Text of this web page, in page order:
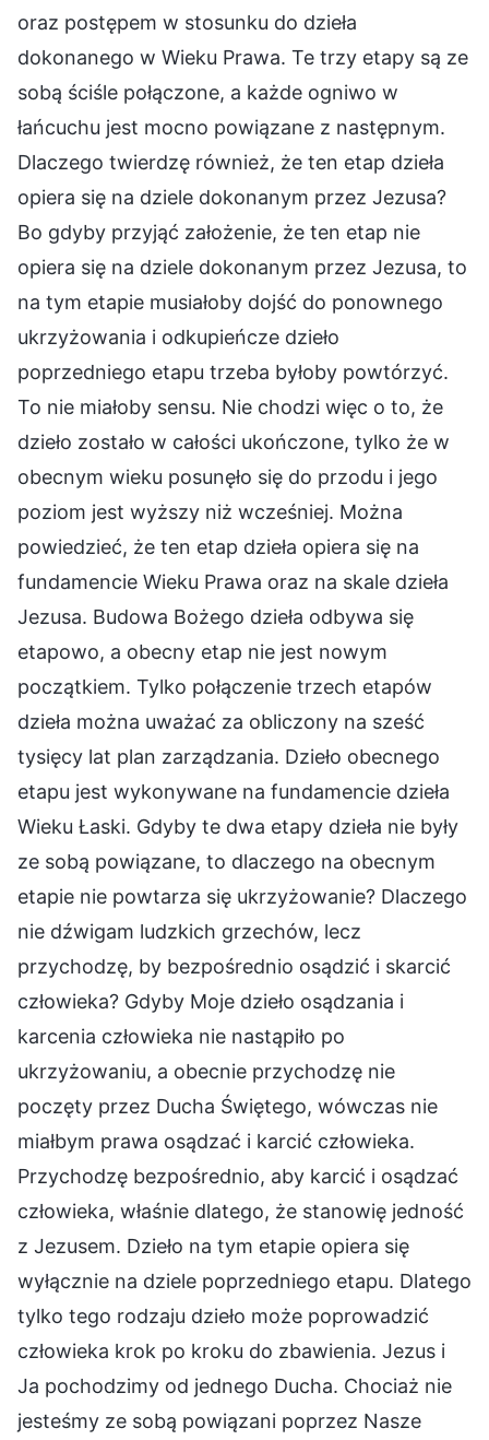
oraz postępem w stosunku do dzieła
dokonanego w Wieku Prawa. Te trzy etapy są ze
sobą ściśle połączone, a każde ogniwo w
łańcuchu jest mocno powiązane z następnym.
Dlaczego twierdzę również, że ten etap dzieła
opiera się na dziele dokonanym przez Jezusa?
Bo gdyby przyjąć założenie, że ten etap nie
opiera się na dziele dokonanym przez Jezusa, to
na tym etapie musiałoby dojść do ponownego
ukrzyżowania i odkupieńcze dzieło
poprzedniego etapu trzeba byłoby powtórzyć.
To nie miałoby sensu. Nie chodzi więc o to, że
dzieło zostało w całości ukończone, tylko że w
obecnym wieku posunęło się do przodu i jego
poziom jest wyższy niż wcześniej. Można
powiedzieć, że ten etap dzieła opiera się na
fundamencie Wieku Prawa oraz na skale dzieła
Jezusa. Budowa Bożego dzieła odbywa się
etapowo, a obecny etap nie jest nowym
początkiem. Tylko połączenie trzech etapów
dzieła można uważać za obliczony na sześć
tysięcy lat plan zarządzania. Dzieło obecnego
etapu jest wykonywane na fundamencie dzieła
Wieku Łaski. Gdyby te dwa etapy dzieła nie były
ze sobą powiązane, to dlaczego na obecnym
etapie nie powtarza się ukrzyżowanie? Dlaczego
nie dźwigam ludzkich grzechów, lecz
przychodzę, by bezpośrednio osądzić i skarcić
człowieka? Gdyby Moje dzieło osądzania i
karcenia człowieka nie nastąpiło po
ukrzyżowaniu, a obecnie przychodzę nie
poczęty przez Ducha Świętego, wówczas nie
miałbym prawa osądzać i karcić człowieka.
Przychodzę bezpośrednio, aby karcić i osądzać
człowieka, właśnie dlatego, że stanowię jedność
z Jezusem. Dzieło na tym etapie opiera się
wyłącznie na dziele poprzedniego etapu. Dlatego
tylko tego rodzaju dzieło może poprowadzić
człowieka krok po kroku do zbawienia. Jezus i
Ja pochodzimy od jednego Ducha. Chociaż nie
jesteśmy ze sobą powiązani poprzez Nasze